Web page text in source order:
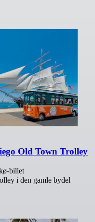
Old Town Trolley
billet
i den gamle bydel